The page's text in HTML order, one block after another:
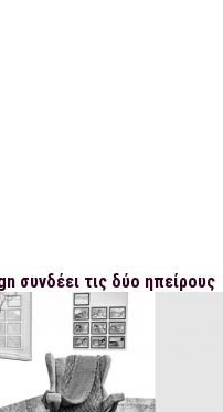
συνδέει τις δύο ηπείρους